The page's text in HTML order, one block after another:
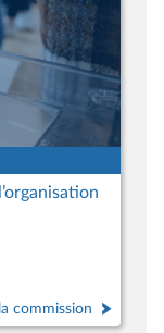
commission